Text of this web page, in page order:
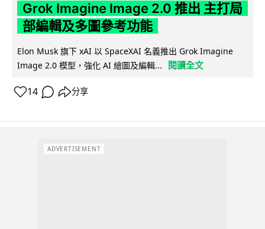
Grok Imagine Image 2.0 推出 主打局
部編輯及多圖參考功能
Elon Musk 旗下 xAI 以 SpaceXAI 名義推出 Grok Imagine
Image 2.0 模型，強化 AI 繪圖及編輯...
閱讀全文
14 分享
ADVERTISEMENT